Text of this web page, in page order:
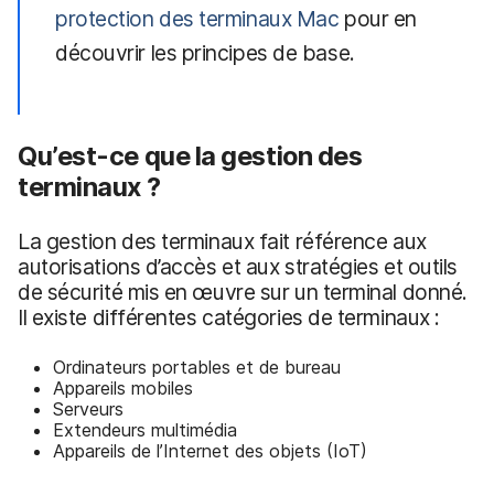
protection des terminaux Mac pour en
découvrir les principes de base.
Qu’est-ce que la gestion des
terminaux ?
La gestion des terminaux fait référence aux
autorisations d’accès et aux stratégies et outils
de sécurité mis en œuvre sur un terminal donné.
Il existe différentes catégories de terminaux :
Ordinateurs portables et de bureau
Appareils mobiles
Serveurs
Extendeurs multimédia
Appareils de l’Internet des objets (IoT)